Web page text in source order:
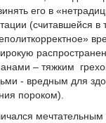
его в
(считавшейся в
– тяжким
- вредным для
пороком).